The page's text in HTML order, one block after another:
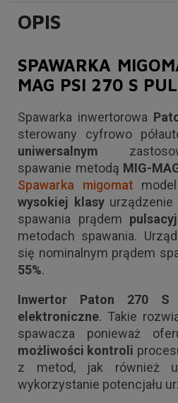
OPIS
SPAWARKA
MAG PSI 270 S
Spawarka inwertorowa
sterowany cyfrowo
uniwersalnym
spawanie metodą MIG-
Spawarka migomat
wysokiej klasyurządzenie
spawania prądem
metodach spawania.
się nominalnym prądem
55%.
Inwertor Paton 270 S
elektroniczne. Takie
spawacza ponieważ
możliwości kontroli
z metod, jak również
wykorzystanie potencjału